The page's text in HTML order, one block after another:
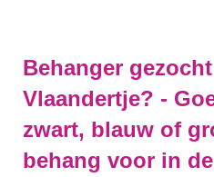
Behanger
Vlaandertje? -
zwart, blauw of
behang voor in